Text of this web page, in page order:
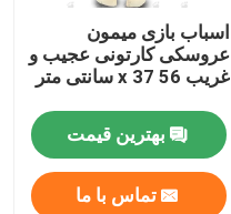
اسباب بازی میمون
عروسکی کارتونی عجیب و
غریب 56 x 37 سانتی متر
بهترین قیمت
تماس با ما